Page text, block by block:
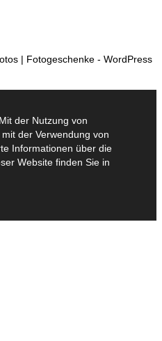
| Fotogeschenke - WordPress
der Nutzung von
der Verwendung von
Informationen über die
Website finden Sie in